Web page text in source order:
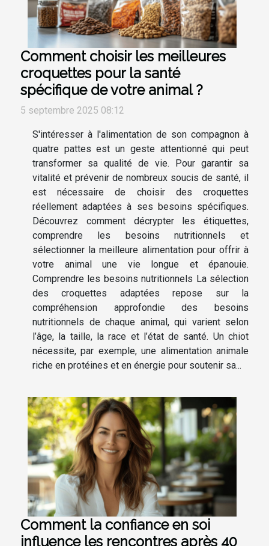
Comment choisir les meilleures
croquettes pour la santé
spécifique de votre animal ?
5 septembre 2025 08:12
S'intéresser à l'alimentation de son compagnon à
quatre pattes est un geste attentionné qui peut
transformer sa qualité de vie. Pour garantir sa
vitalité et prévenir de nombreux soucis de santé, il
est nécessaire de choisir des croquettes
réellement adaptées à ses besoins spécifiques.
Découvrez comment décrypter les étiquettes,
comprendre les besoins nutritionnels et
sélectionner la meilleure alimentation pour offrir à
votre animal une vie longue et épanouie.
Comprendre les besoins nutritionnels La sélection
des croquettes adaptées repose sur la
compréhension approfondie des besoins
nutritionnels de chaque animal, qui varient selon
l’âge, la taille, la race et l’état de santé. Un chiot
nécessite, par exemple, une alimentation animale
riche en protéines et en énergie pour soutenir sa...
Comment la confiance en soi
influence les rencontres après 40